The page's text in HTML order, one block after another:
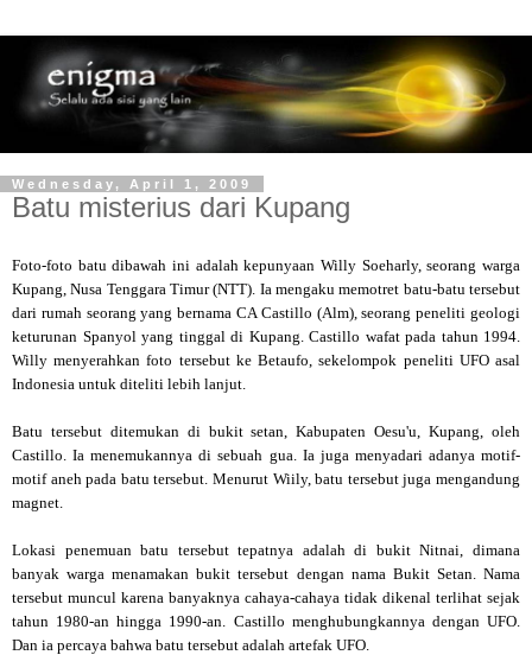
Wednesday, April 1, 2009
Batu misterius dari Kupang
Foto-foto batu dibawah ini adalah kepunyaan Willy Soeharly, seorang warga
Kupang, Nusa Tenggara Timur (NTT). Ia mengaku memotret batu-batu tersebut
dari rumah seorang yang bernama CA Castillo (Alm), seorang peneliti geologi
keturunan Spanyol yang tinggal di Kupang. Castillo wafat pada tahun 1994.
Willy menyerahkan foto tersebut ke Betaufo, sekelompok peneliti UFO asal
Indonesia untuk diteliti lebih lanjut.
Batu tersebut ditemukan di bukit setan, Kabupaten Oesu'u, Kupang, oleh
Castillo. Ia menemukannya di sebuah gua. Ia juga menyadari adanya motif-
motif aneh pada batu tersebut. Menurut Wiily, batu tersebut juga mengandung
magnet.
Lokasi penemuan batu tersebut tepatnya adalah di bukit Nitnai, dimana
banyak warga menamakan bukit tersebut dengan nama Bukit Setan. Nama
tersebut muncul karena banyaknya cahaya-cahaya tidak dikenal terlihat sejak
tahun 1980-an hingga 1990-an. Castillo menghubungkannya dengan UFO.
Dan ia percaya bahwa batu tersebut adalah artefak UFO.